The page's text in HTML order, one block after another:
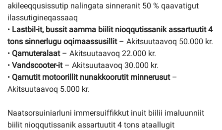
akileeqqusissutip nalingata sinneranit 50 % qaavatigut
ilassutigineqassaaq
• Lastbil-it, bussit aamma biilit nioqqutissanik assartuutit 4
tons sinnerlugu oqimaassusillit– Akitsuutaavoq 50.000 kr.
• Qamuteralaat– Akitsuutaavoq 22.000 kr.
• Vandscooter-it– Akitsuutaavoq 30.000 kr.
• Qamutit motoorillit nunakkoorutit minnerusut–
Akitsuutaavoq 5.000 kr.
Naatsorsuiniarluni immersuiffikkut inuit biilii imaluunniit
biilit nioqqutissanik assartuutit 4 tons ataallugit